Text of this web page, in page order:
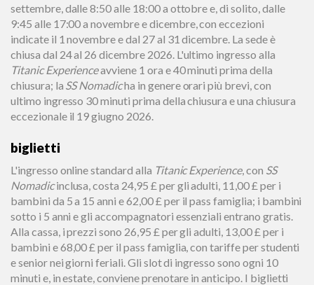
settembre, dalle 8:50 alle 18:00 a ottobre e, di solito, dalle
9:45 alle 17:00 a novembre e dicembre, con eccezioni
indicate il 1 novembre e dal 27 al 31 dicembre. La sede è
chiusa dal 24 al 26 dicembre 2026. L'ultimo ingresso alla
Titanic Experienceavviene 1 ora e 40 minuti prima della
chiusura; la SS Nomadicha in genere orari più brevi, con
ultimo ingresso 30 minuti prima della chiusura e una chiusura
eccezionale il 19 giugno 2026.
biglietti
L'ingresso online standard alla Titanic Experience, con SS
Nomadicinclusa, costa 24,95 £ per gli adulti, 11,00 £ per i
bambini da 5 a 15 anni e 62,00 £ per il pass famiglia; i bambini
sotto i 5 anni e gli accompagnatori essenziali entrano gratis.
Alla cassa, i prezzi sono 26,95 £ per gli adulti, 13,00 £ per i
bambini e 68,00 £ per il pass famiglia, con tariffe per studenti
e senior nei giorni feriali. Gli slot di ingresso sono ogni 10
minuti e, in estate, conviene prenotare in anticipo. I biglietti